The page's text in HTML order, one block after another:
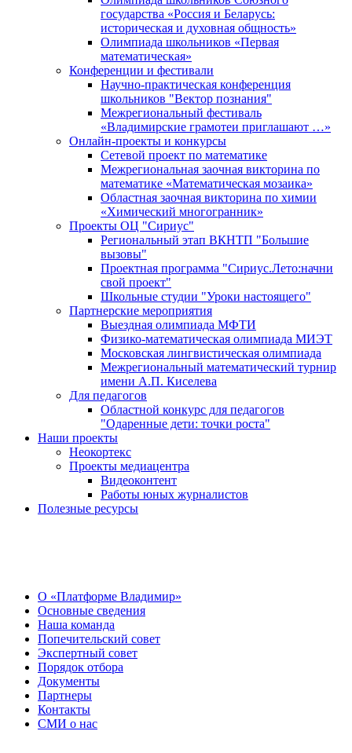
государства «Россия и Беларусь:
историческая и духовная общность»
Олимпиада школьников «Первая
математическая»
Конференции и фестивали
Научно-практическая конференция
школьников "Вектор познания"
Межрегиональный фестиваль
«Владимирские грамотеи приглашают …»
Онлайн-проекты и конкурсы
Сетевой проект по математике
Межрегиональная заочная викторина по
математике «Математическая мозаика»
Областная заочная викторина по химии
«Химический многогранник»
Проекты ОЦ "Сириус"
Региональный этап ВКНТП "Большие
вызовы"
Проектная программа "Сириус.Лето:начни
свой проект"
Школьные студии "Уроки настоящего"
Партнерские мероприятия
Выездная олимпиада МФТИ
Физико-математическая олимпиада МИЭТ
Московская лингвистическая олимпиада
Межрегиональный математический турнир
имени А.П. Киселева
Для педагогов
Областной конкурс для педагогов
"Одаренные дети: точки роста"
Наши проекты
Неокортекс
Проекты медиацентра
Видеоконтент
Работы юных журналистов
Полезные ресурсы
О «Платформе Владимир»
Основные сведения
Наша команда
Попечительский совет
Экспертный совет
Порядок отбора
Документы
Партнеры
Контакты
СМИ о нас